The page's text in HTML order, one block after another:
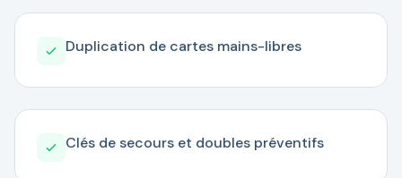
Duplication de cartes mains-libres
Clés de secours et doubles préventifs